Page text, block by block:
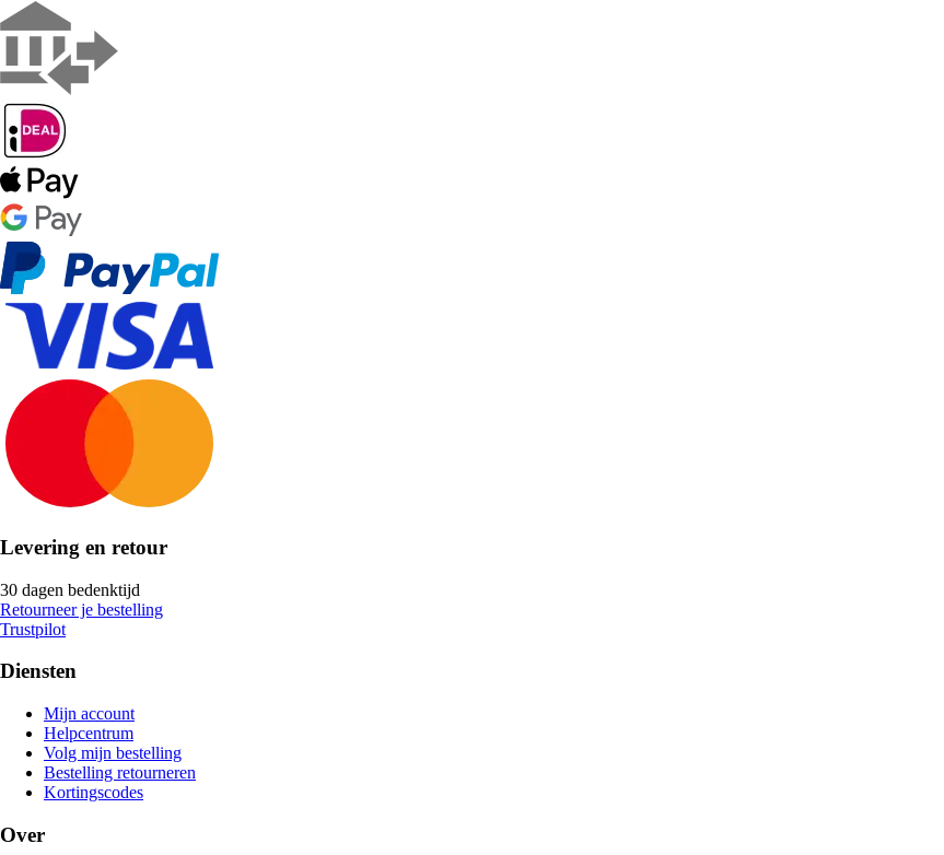
Levering en retour
30 dagen bedenktijd
Retourneer je bestelling
Trustpilot
Diensten
Mijn account
Helpcentrum
Volg mijn bestelling
Bestelling retourneren
Kortingscodes
Over